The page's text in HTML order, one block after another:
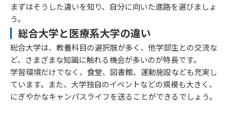
まずはそうした違いを知り、自分に向いた進路を選びましょ
う。
総合大学と医療系大学の違い
総合大学は、教養科目の選択肢が多く、他学部生との交流な
ど、さまざまな知識に触れる機会が多いのが特長です。
学習環境だけでなく、食堂、図書館、運動施設なども充実し
ています。また、大学独自のイベントなどの規模も大きく、
にぎやかなキャンパスライフを送ることができるでしょう。